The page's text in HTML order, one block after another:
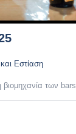
Εστίαση
βιομηχανία των bars